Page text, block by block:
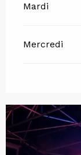
Mardi
Mercredi